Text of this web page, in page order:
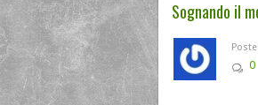
Sognando il
0